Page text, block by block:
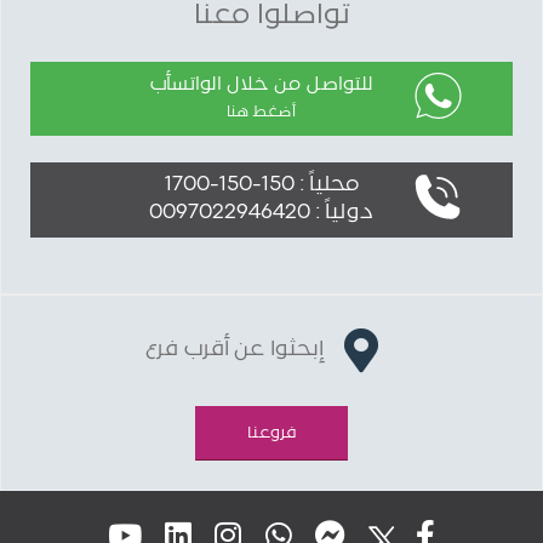
تواصلوا معنا
للتواصل من خلال الواتسأب
أضغط هنا
محلياً : 150-150-1700
دولياً : 0097022946420
إبحثوا عن أقرب فرع
فروعنا